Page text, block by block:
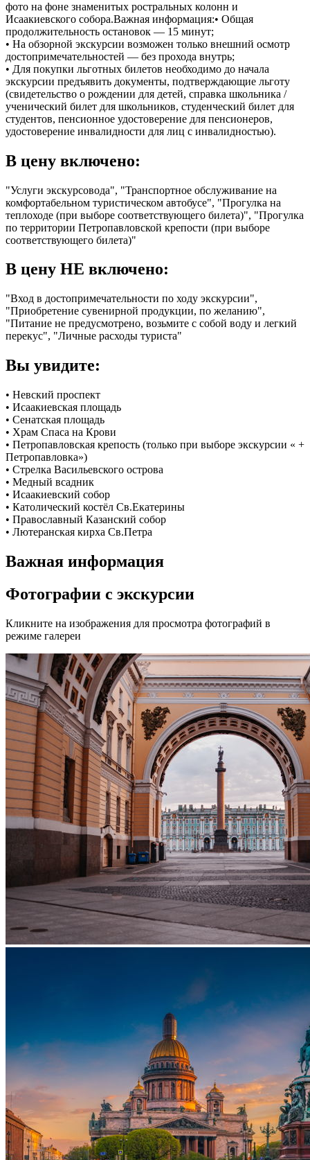
фото на фоне знаменитых ростральных колонн и
Исаакиевского собора.Важная информация:• Общая
продолжительность остановок — 15 минут;
• На обзорной экскурсии возможен только внешний осмотр
достопримечательностей — без прохода внутрь;
• Для покупки льготных билетов необходимо до начала
экскурсии предъявить документы, подтверждающие льготу
(свидетельство о рождении для детей, справка школьника /
ученический билет для школьников, студенческий билет для
студентов, пенсионное удостоверение для пенсионеров,
удостоверение инвалидности для лиц с инвалидностью).
В цену включено:
"Услуги экскурсовода", "Транспортное обслуживание на
комфортабельном туристическом автобусе", "Прогулка на
теплоходе (при выборе соответствующего билета)", "Прогулка
по территории Петропавловской крепости (при выборе
соответствующего билета)"
В цену НЕ включено:
"Вход в достопримечательности по ходу экскурсии",
"Приобретение сувенирной продукции, по желанию",
"Питание не предусмотрено, возьмите с собой воду и легкий
перекус", "Личные расходы туриста"
Вы увидите:
• Невский проспект
• Исаакиевская площадь
• Сенатская площадь
• Храм Спаса на Крови
• Петропавловская крепость (только при выборе экскурсии « +
Петропавловка»)
• Стрелка Васильевского острова
• Медный всадник
• Исаакиевский собор
• Католический костёл Св.Екатерины
• Православный Казанский собор
• Лютеранская кирха Св.Петра
Важная информация
Фотографии с экскурсии
Кликните на изображения для просмотра фотографий в
режиме галереи